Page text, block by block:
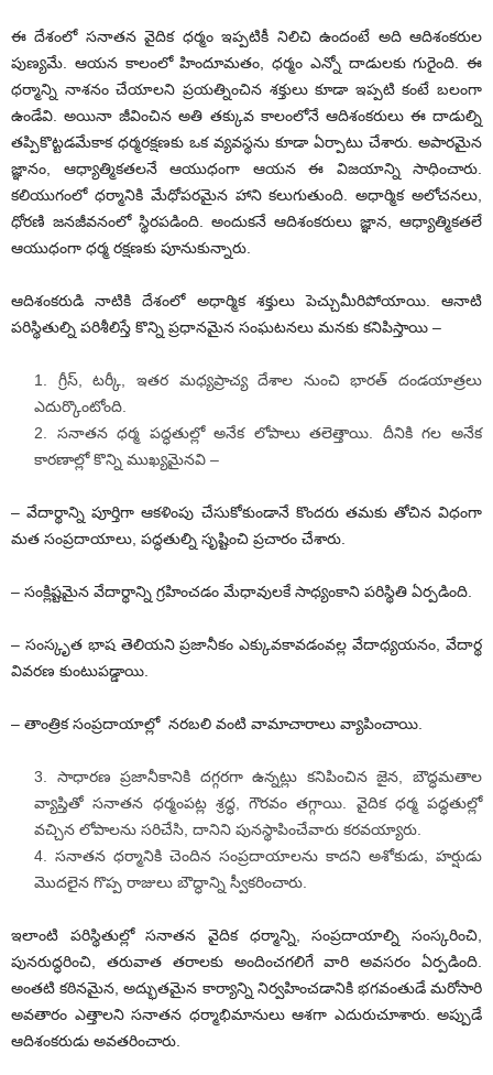
ఈ దేశంలో సనాతన వైదిక ధర్మం ఇప్పటికీ నిలిచి ఉందంటే అది ఆదిశంకరుల
పుణ్యమే. ఆయన కాలంలో హిందూమతం, ధర్మం ఎన్నో దాడులకు గురైంది. ఈ
ధర్మాన్ని నాశనం చేయాలని ప్రయత్నించిన శక్తులు కూడా ఇప్పటి కంటే బలంగా
ఉండేవి. అయినా జీవించిన అతి తక్కువ కాలంలోనే ఆదిశంకరులు ఈ దాడుల్ని
తప్పికొట్టడమేకాక ధర్మరక్షణకు ఒక వ్యవస్థను కూడా ఏర్పాటు చేశారు. అపారమైన
జ్ఞానం, ఆధ్యాత్మికతలనే ఆయుధంగా ఆయన ఈ విజయాన్ని సాధించారు.
కలియుగంలో ధర్మానికి మేధోపరమైన హాని కలుగుతుంది. అధార్మిక అలోచనలు,
ధోరణి జనజీవనంలో స్థిరపడింది. అందుకనే ఆదిశంకరులు జ్ఞాన, ఆధ్యాత్మికతలే
ఆయుధంగా ధర్మ రక్షణకు పూనుకున్నారు.
ఆదిశంకరుడి నాటికి దేశంలో అధార్మిక శక్తులు పెచ్చుమీరిపోయాయి. ఆనాటి
పరిస్థితుల్ని పరిశీలిస్తే కొన్ని ప్రధానమైన సంఘటనలు మనకు కనిపిస్తాయి –
గ్రీస్‌, ‌టర్కీ, ఇతర మధ్యప్రాచ్య దేశాల నుంచి భారత్‌ ‌దండయాత్రలు
ఎదుర్కొంటోంది.
సనాతన ధర్మ పద్ధతుల్లో అనేక లోపాలు తలెత్తాయి. దీనికి గల అనేక
కారణాల్లో కొన్ని ముఖ్యమైనవి –
– వేదార్థాన్ని పూర్తిగా ఆకళింపు చేసుకోకుండానే కొందరు తమకు తోచిన విధంగా
మత సంప్రదాయాలు, పద్ధతుల్ని సృష్టించి ప్రచారం చేశారు.
– సంక్లిష్టమైన వేదార్థాన్ని గ్రహించడం మేధావులకే సాధ్యంకాని పరిస్థితి ఏర్పడింది.
– సంస్కృత భాష తెలియని ప్రజానీకం ఎక్కువకావడంవల్ల వేదాధ్యయనం, వేదార్థ
వివరణ కుంటుపడ్డాయి.
– తాంత్రిక సంప్రదాయాల్లో నరబలి వంటి వామాచారాలు వ్యాపించాయి.
సాధారణ ప్రజానీకానికి దగ్గరగా ఉన్నట్లు కనిపించిన జైన, బౌద్ధమతాల
వ్యాప్తితో సనాతన ధర్మంపట్ల శ్రద్ధ, గౌరవం తగ్గాయి. వైదిక ధర్మ పద్ధతుల్లో
వచ్చిన లోపాలను సరిచేసి, దానిని పునస్థాపించేవారు కరవయ్యారు.
సనాతన ధర్మానికి చెందిన సంప్రదాయాలను కాదని అశోకుడు, హర్షుడు
మొదలైన గొప్ప రాజులు బౌద్ధాన్ని స్వీకరించారు.
ఇలాంటి పరిస్థితుల్లో సనాతన వైదిక ధర్మాన్ని, సంప్రదాయాల్ని సంస్కరించి,
పునరుద్ధరించి, తరువాత తరాలకు అందించగలిగే వారి అవసరం ఏర్పడింది.
అంతటి కఠినమైన, అద్భుతమైన కార్యాన్ని నిర్వహించడానికి భగవంతుడే మరోసారి
అవతారం ఎత్తాలని సనాతన ధర్మాభిమానులు ఆశగా ఎదురుచూశారు. అప్పుడే
ఆదిశంకరుడు అవతరించారు.